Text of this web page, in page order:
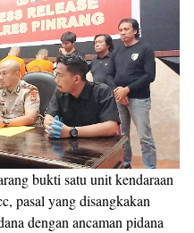
bukti satu unit kendaraan
pasal yang disangkakan
dengan ancaman pidana